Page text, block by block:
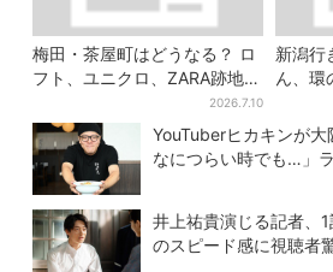
梅田・茶屋町はどうなる？ ロ
フト、ユニクロ、ZARA跡地に
新店続々…再開発も予定2026.7.10
新潟行
ん、環
聴者
YouTuberヒカキンが
なにつらい時でも…」
井上祐貴演じる記者、
のスピード感に視聴者